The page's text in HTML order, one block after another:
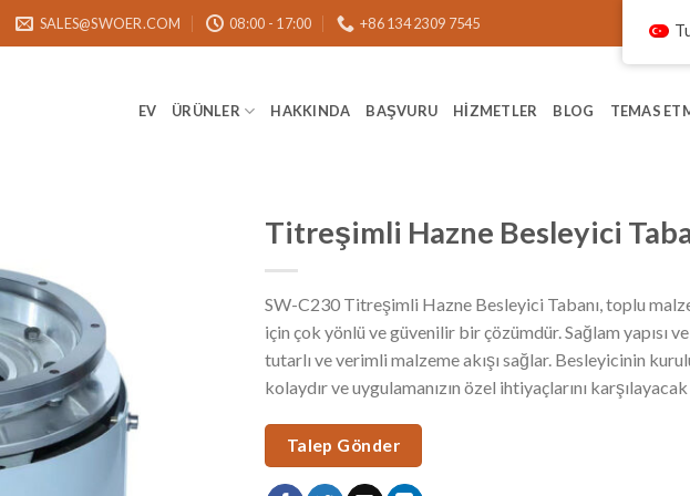
SALES@SWOER.COM 08:00 - 17:00 +86 134 2309 7545
EV ÜRÜNLER HAKKINDA BAŞVURU HIZMETLER BLOG TEMAS
Titreşimli Hazne Besleyici
SW-C230 Titreşimli Hazne Besleyici Tabanı, toplu
için çok yönlü ve güvenilir bir çözümdür. Sağlam yapısı
tutarlı ve verimli malzeme akışı sağlar. Besleyicinin
kolaydır ve uygulamanızın özel ihtiyaçlarını
Talep Gönder